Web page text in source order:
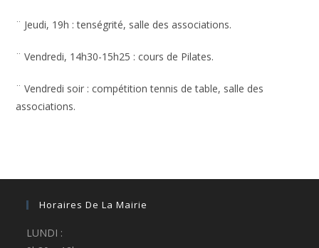
¨ Jeudi, 19h : tenségrité, salle des associations.
¨ Vendredi, 14h30-15h25 : cours de Pilates.
¨ Vendredi soir : compétition tennis de table, salle des
associations.
Horaires De La Mairie
LUNDI :